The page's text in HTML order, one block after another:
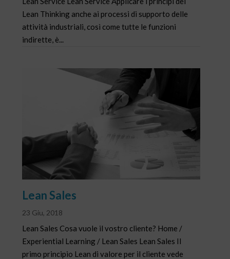
Lean Thinking anche ai processi di supporto delle
attività industriali, così come tutte le funzioni
indirette, è...
Lean Sales
23 Giu, 2018
Lean Sales Cosa vuole il vostro cliente? Home /
Experiential Learning / Lean Sales Lean Sales Il
primo principio Lean di valore per il cliente vede